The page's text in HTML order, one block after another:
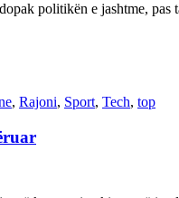
politikën e jashtme,
, Rajoni, Sport, Tech, top